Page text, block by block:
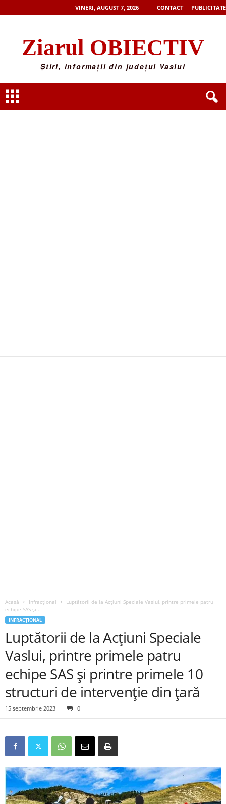
VINERI, AUGUST 7, 2026 CONTACT PUBLICITATE
Ziarul OBIECTIV
Știri, informații din județul Vaslui
Acasă Infracțional
Luptătorii de la Acțiuni Speciale Vaslui, printre primele patru
echipe SAS și...
INFRACȚIONAL
Luptătorii de la Acțiuni Speciale
Vaslui, printre primele patru
echipe SAS și printre primele 10
structuri de intervenție din țară
15 septembrie 2023 0